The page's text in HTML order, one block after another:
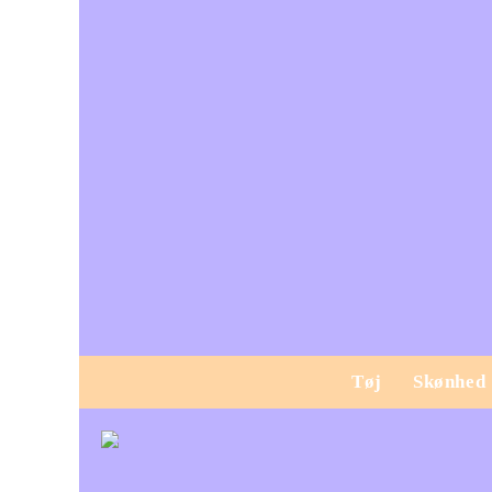
Tøj Skønhed